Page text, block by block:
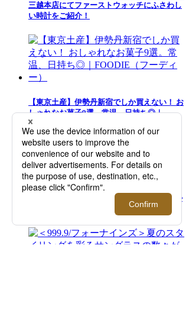
三越本店にてファーストウォッチにふさわし
い時計をご紹介！
【東京土産】伊勢丹新宿でしか買えない！ お
しゃれなお菓子9選。常温、日持ち◎｜
FOODIE（フーディー）
革靴のメンズ人気ブランド15選！カジュアル